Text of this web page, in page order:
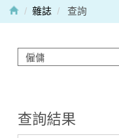
雜誌 查詢
查詢結果